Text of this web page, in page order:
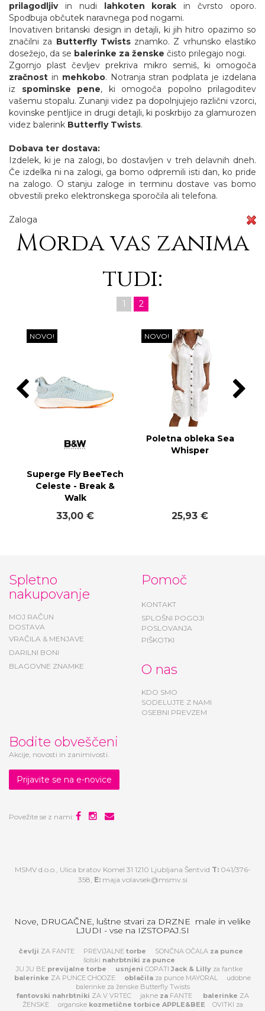
prilagodljivin nudi lahkoten korak in čvrsto oporo.
Spodbuja občutek naravnega pod nogami.
Inovativen britanski design in detajli, ki jih hitro opazimo so
značilni za Butterfly Twistsznamko. Z vrhunsko elastiko
dosežejo, da se balerinke za ženske čisto prilegajo nogi.
Zgornjo plast čevljev prekriva mikro semiš, ki omogoča
zračnost in mehkobo. Notranja stran podplata je izdelana
iz spominske pene, ki omogoča popolno prilagoditev
vašemu stopalu. Zunanji videz pa dopolnjujejo različni vzorci,
kovinske pentljice in drugi detajli, ki poskrbijo za glamurozen
videz balerink Butterfly Twists.
Dobava ter dostava:
Izdelek, ki je na zalogi, bo dostavljen v treh delavnih dneh.
Če izdelka ni na zalogi, ga bomo odpremili isti dan, ko pride
na zalogo. O stanju zaloge in terminu dostave vas bomo
obvestili preko elektronskega sporočila ali telefona.
Zaloga
Morda vas zanima
tudi:
1 2
NOVO!
Superge Fly BeeTech
Celeste - Break &
Walk
33,00 €
NOVO!
Poletna obleka Sea
Whisper
25,93 €
Spletno
nakupovanje
MOJ RAČUN
DOSTAVA
VRAČILA & MENJAVE
DARILNI BONI
BLAGOVNE ZNAMKE
Pomoč
KONTAKT
SPLOŠNI POGOJI
POSLOVANJA
PIŠKOTKI
O nas
KDO SMO
SODELUJTE Z NAMI
OSEBNI PREVZEM
Bodite obveščeni
Akcije, novosti in zanimivosti.
Prijavite se na e-novice
Povežite se z nami:
MSMV d.o.o., Ulica bratov Komel 31 1210 Ljubljana Šentvid T:041/376-
358, E: maja.volavsek@msmv.si
Nove, DRUGAČNE, luštne stvari za DRZNE male in velike
LJUDI - vse na IZSTOPAJ.SI
čevlji ZA FANTE PREVIJALNE torbe SONČNA OČALA za punce
šolski nahrbtniki za punce
JU JU BE previjalne torbe usnjeni COPATI Jack & Lillyza fantke
balerinke ZA PUNCE CHOOZE oblačila za punce MAYORAL
udobne
balerinke za ženske Butterfly Twists
fantovski nahrbtniki ZA V VRTEC jaknezaFANTE balerinke ZA
ŽENSKE
organske kozmetične torbice APPLE&BEE
OVITKI za